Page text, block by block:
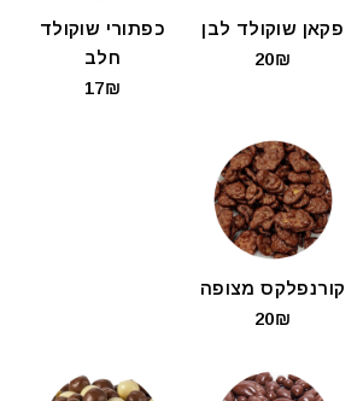
פקאן שוקולד לבן
20₪
כפתורי שוקולד
חלב
17₪
קורנפלקס מצופה
20₪